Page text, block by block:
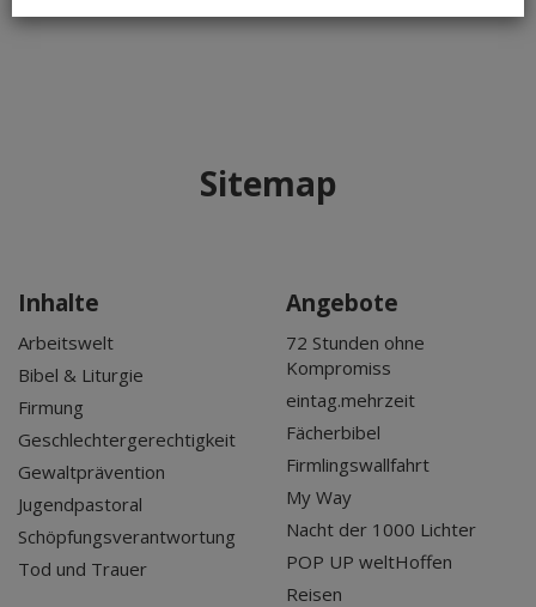
Nov 2026
Apr 2027
Mai 2027
Sitemap
Inhalte
Arbeitswelt
Bibel & Liturgie
Firmung
Geschlechtergerechtigkeit
Gewaltprävention
Jugendpastoral
Schöpfungsverantwortung
Tod und Trauer
Angebote
72 Stunden ohne
Kompromiss
eintag.mehrzeit
Fächerbibel
Firmlingswallfahrt
My Way
Nacht der 1000 Lichter
POP UP weltHoffen
Reisen